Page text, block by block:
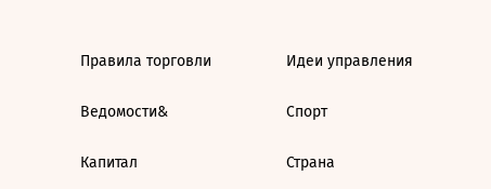
Правила торговли
Ведомости&
Капитал
Идеи управления
Спорт
Страна